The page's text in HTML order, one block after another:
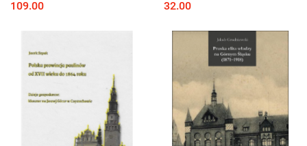
świetle poezji ówczesnych
109.00
oraz w anonimowych
wileńskich diariuszach z
LMAVB i LVIA
32.00